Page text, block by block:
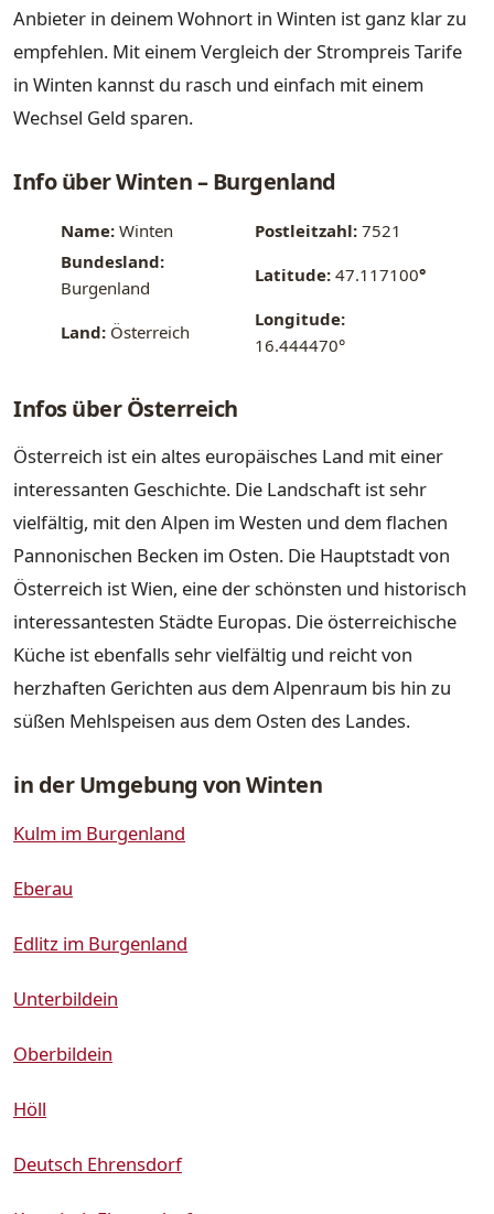
Anbieter in deinem Wohnort in Winten ist ganz klar zu
empfehlen. Mit einem Vergleich der Strompreis Tarife
in Winten kannst du rasch und einfach mit einem
Wechsel Geld sparen.
Info über Winten – Burgenland
Name: Winten Postleitzahl: 7521
Bundesland:
Burgenland
Latitude: 47.117100°
Land: Österreich
Longitude:
16.444470°
Infos über Österreich
Österreich ist ein altes europäisches Land mit einer
interessanten Geschichte. Die Landschaft ist sehr
vielfältig, mit den Alpen im Westen und dem flachen
Pannonischen Becken im Osten. Die Hauptstadt von
Österreich ist Wien, eine der schönsten und historisch
interessantesten Städte Europas. Die österreichische
Küche ist ebenfalls sehr vielfältig und reicht von
herzhaften Gerichten aus dem Alpenraum bis hin zu
süßen Mehlspeisen aus dem Osten des Landes.
in der Umgebung von Winten
Kulm im Burgenland
Eberau
Edlitz im Burgenland
Unterbildein
Oberbildein
Höll
Deutsch Ehrensdorf